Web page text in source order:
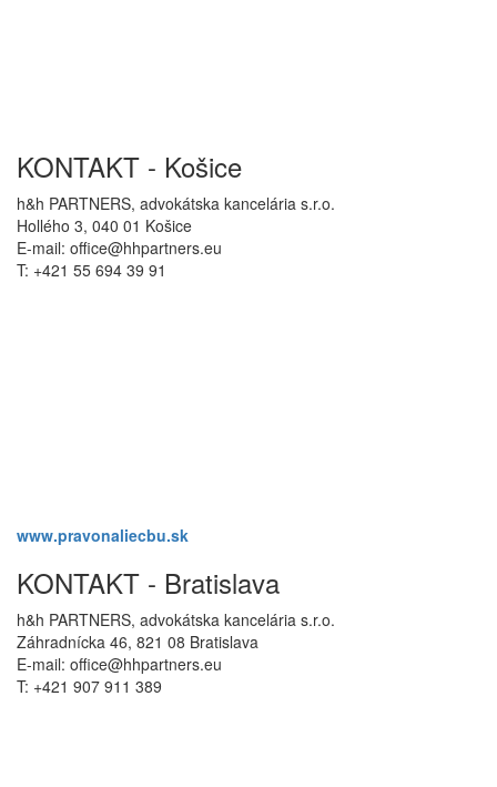
KONTAKT - Košice
h&h PARTNERS, advokátska kancelária s.r.o.
Hollého 3, 040 01 Košice
E-mail: office@hhpartners.eu
T: +421 55 694 39 91
www.pravonaliecbu.sk
KONTAKT - Bratislava
h&h PARTNERS, advokátska kancelária s.r.o.
Záhradnícka 46, 821 08 Bratislava
E-mail: office@hhpartners.eu
T: +421 907 911 389